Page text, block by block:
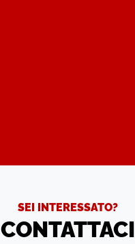
SEI INTERESSATO?
CONTATTACI